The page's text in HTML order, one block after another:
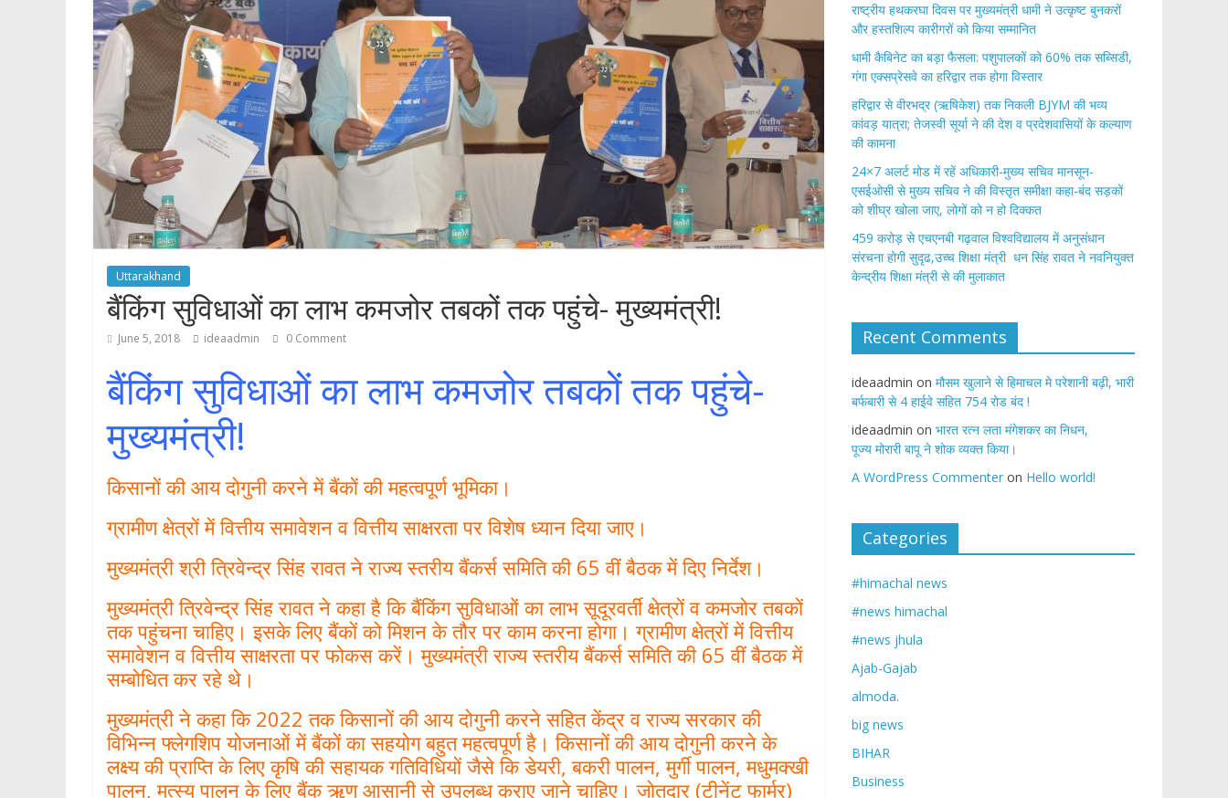
Uttarakhand
बैंकिंग सुविधाओं का लाभ कमजोर तबकों तक पहुंचे- मुख्यमंत्री!
June 5, 2018 ideaadmin 0 Comment
बैंकिंग सुविधाओं का लाभ कमजोर तबकों तक पहुंचे-
मुख्यमंत्री!
किसानों की आय दोगुनी करने में बैंकों की महत्वपूर्ण भूमिका।
ग्रामीण क्षेत्रों में वित्तीय समावेशन व वित्तीय साक्षरता पर विशेष ध्यान दिया जाए।
मुख्यमंत्री श्री त्रिवेन्द्र सिंह रावत ने राज्य स्तरीय बैंकर्स समिति की 65 वीं बैठक में दिए निर्देश।
मुख्यमंत्री त्रिवेन्द्र सिंह रावत ने कहा है कि बैंकिंग सुविधाओं का लाभ सूदूरवर्ती क्षेत्रों व कमजोर तबकों
तक पहुंचना चाहिए। इसके लिए बैंकों को मिशन के तौर पर काम करना होगा। ग्रामीण क्षेत्रों में वित्तीय
समावेशन व वित्तीय साक्षरता पर फोकस करें। मुख्यमंत्री राज्य स्तरीय बैंकर्स समिति की 65 वीं बैठक में
सम्बोधित कर रहे थे।
मुख्यमंत्री ने कहा कि 2022 तक किसानों की आय दोगुनी करने सहित केंद्र व राज्य सरकार की
विभिन्न फ्लेगशिप योजनाओं में बैंकों का सहयोग बहुत महत्वपूर्ण है। किसानों की आय दोगुनी करने के
लक्ष्य की प्राप्ति के लिए कृषि की सहायक गतिविधियों जैसे कि डेयरी, बकरी पालन, मुर्गी पालन, मधुमक्खी
पालन, मत्स्य पालन के लिए बैंक ऋण आसानी से उपलब्ध कराए जाने चाहिए। जोतदार (टीनेंट फार्मर)
राष्ट्रीय हथकरघा दिवस पर मुख्यमंत्री धामी ने उत्कृष्ट बुनकरों
और हस्तशिल्प कारीगरों को किया सम्मानित
​धामी कैबिनेट का बड़ा फैसला: पशुपालकों को 60% तक सब्सिडी,
गंगा एक्सप्रेसवे का हरिद्वार तक होगा विस्तार
​हरिद्वार से वीरभद्र (ऋषिकेश) तक निकली BJYM की भव्य
कांवड़ यात्रा; तेजस्वी सूर्या ने की देश व प्रदेशवासियों के कल्याण
की कामना
24×7 अलर्ट मोड में रहें अधिकारी-मुख्य सचिव मानसून-
एसईओसी से मुख्य सचिव ने की विस्तृत समीक्षा कहा-बंद सड़कों
को शीघ्र खोला जाए, लोगों को न हो दिक्कत
459 करोड़ से एचएनबी गढ़वाल विश्वविद्यालय में अनुसंधान
संरचना होगी सुदृढ,उच्च शिक्षा मंत्री धन सिंह रावत ने नवनियुक्त
केन्द्रीय शिक्षा मंत्री से की मुलाकात
Recent Comments
ideaadmin on मौसम खुलाने से हिमाचल मे परेशानी बढ़ी, भारी
बर्फबारी से 4 हाईवे सहित 754 रोड बंद !
ideaadmin on भारत रत्न लता मंगेशकर का निधन,
पूज्य मोरारी बापू ने शोक व्यक्त किया।
A WordPress Commenter on Hello world!
Categories
#himachal news
#news himachal
#news jhula
Ajab-Gajab
almoda.
big news
BIHAR
Business